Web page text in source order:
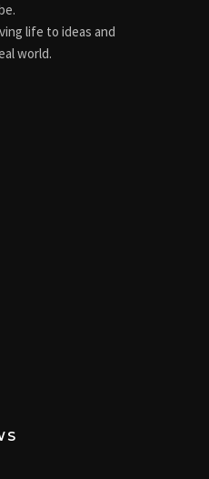
life to ideas and
world.